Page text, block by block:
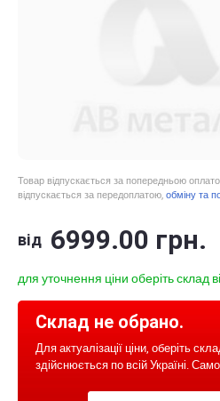
Товар відпускається за попередньою
відпускається за передоплатою, обміну та
від 6999.00 грн.
для уточнення ціни оберіть склад
Склад не обрано.
Для актуалізації ціни, оберіть
здійснюється по всій Україні.